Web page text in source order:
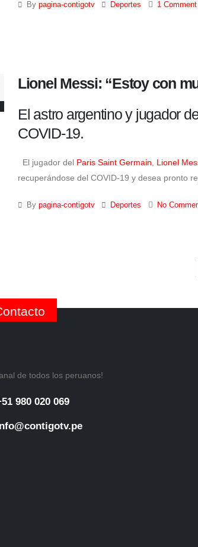
By pagina-contigotv Deportes 1 Comment
Lionel Messi: “Estoy con
El astro argentino y jugador
COVID-19.
El jugador del Paris Saint Germain Lionel
recuperándose del COVID-19 y desea pronto
By pagina-contigotv Deportes No
de todos los peruanos!
980 020 069